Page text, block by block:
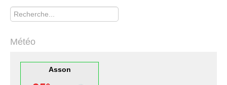
Rechercher
Météo
Asson